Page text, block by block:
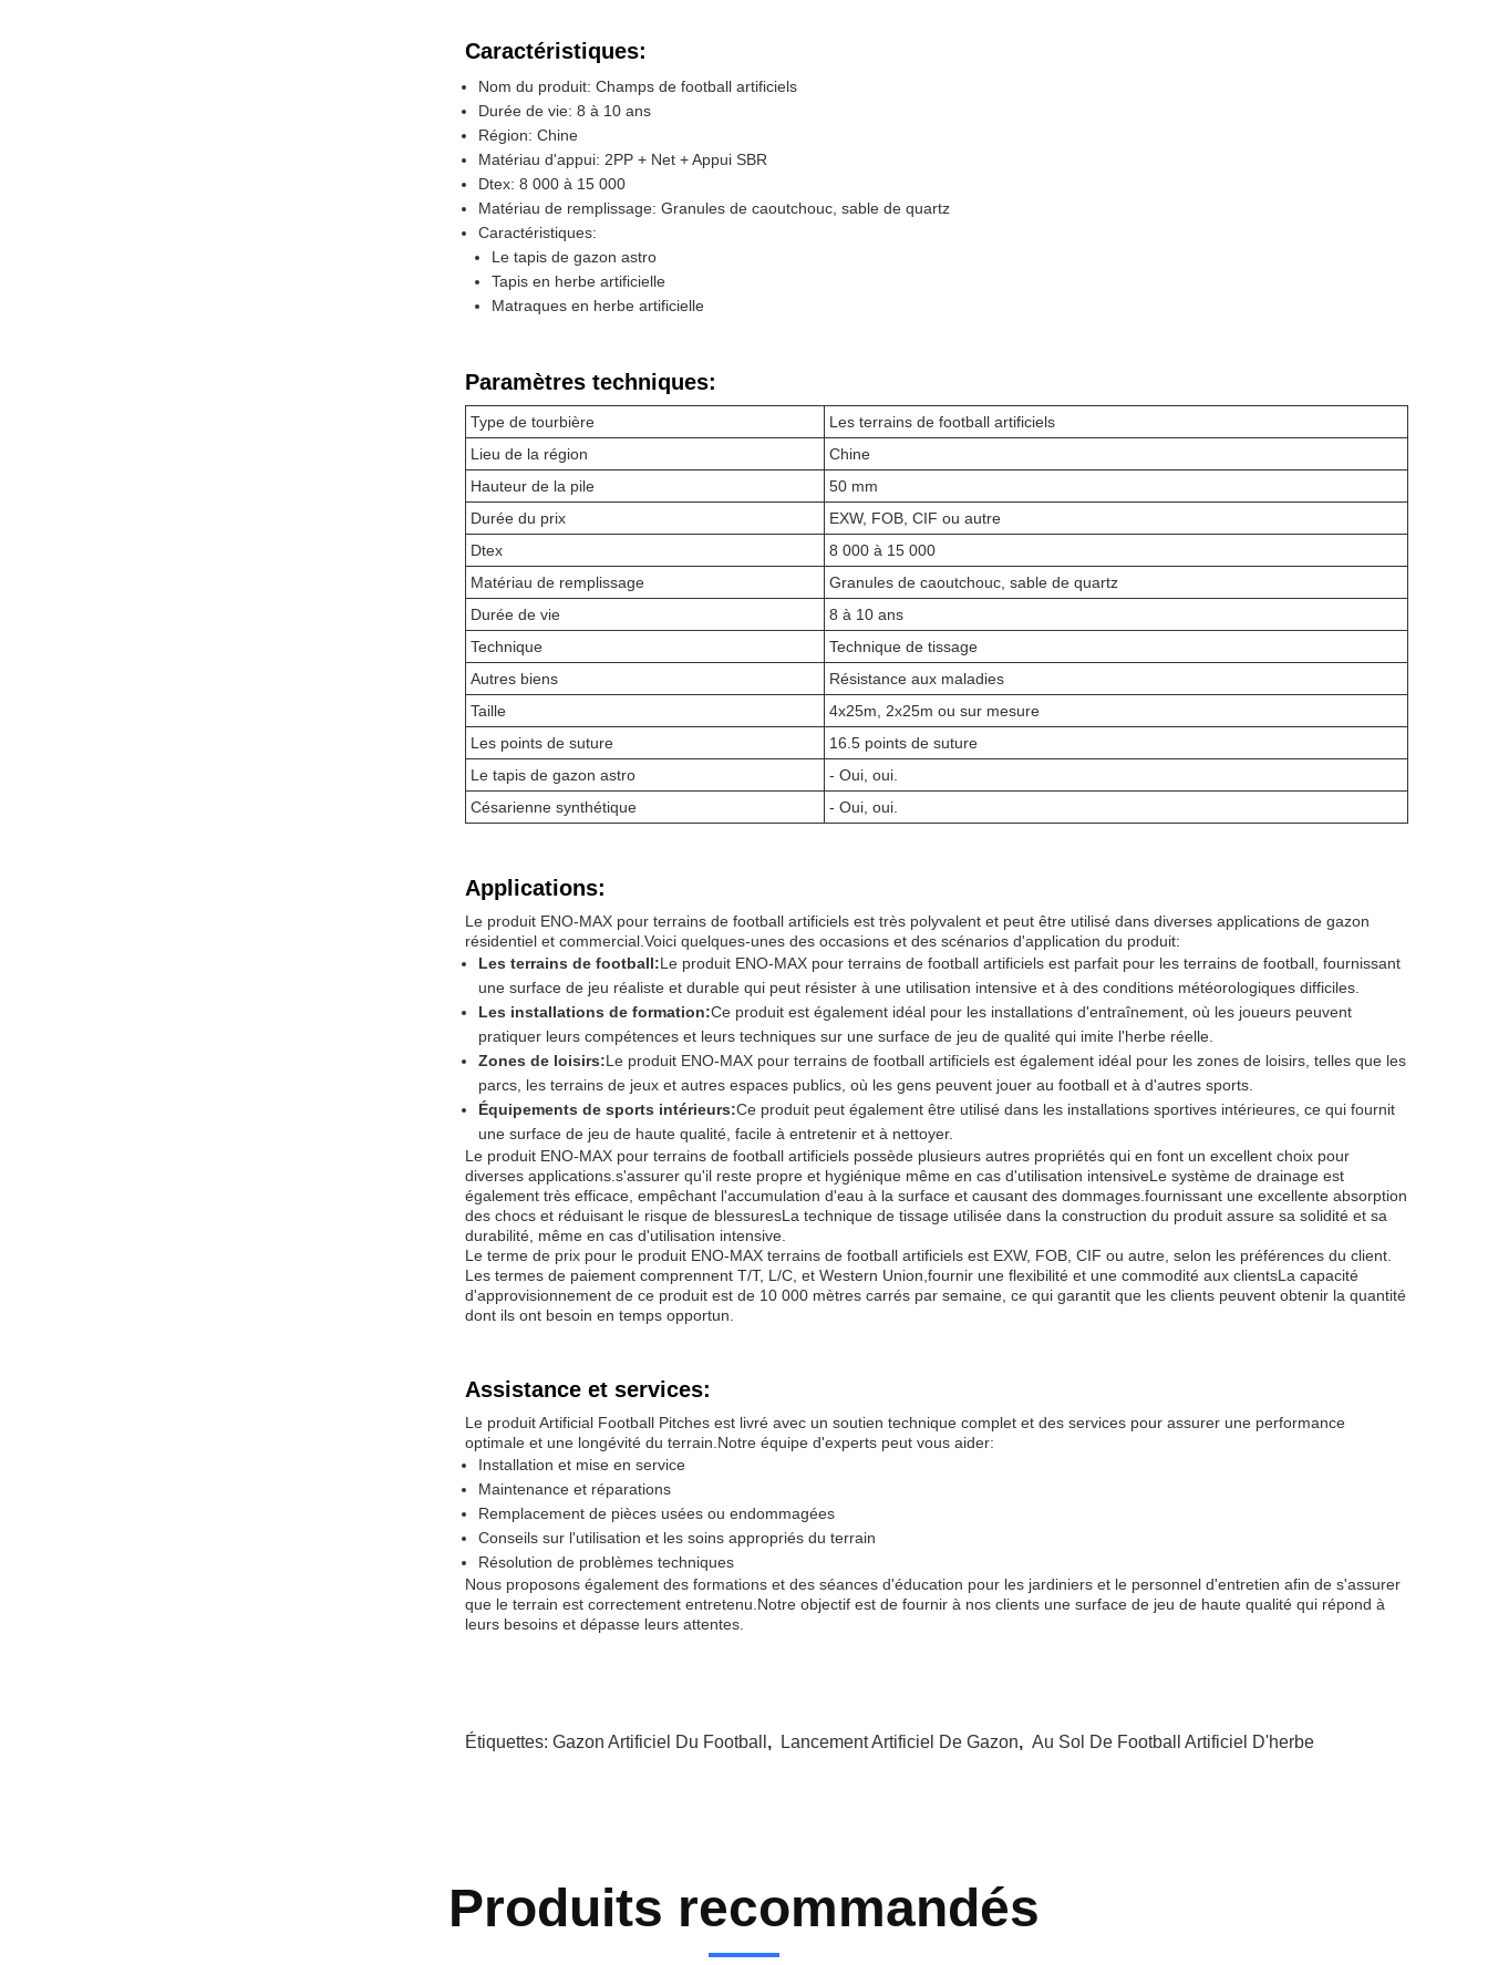
Caractéristiques:
Nom du produit: Champs de football artificiels
Durée de vie: 8 à 10 ans
Région: Chine
Matériau d'appui: 2PP + Net + Appui SBR
Dtex: 8 000 à 15 000
Matériau de remplissage: Granules de caoutchouc, sable de quartz
Caractéristiques:
Le tapis de gazon astro
Tapis en herbe artificielle
Matraques en herbe artificielle
Paramètres techniques:
Type de tourbière
Les terrains de football artificiels
Lieu de la région
Chine
Hauteur de la pile
50 mm
Durée du prix
EXW, FOB, CIF ou autre
Dtex
8 000 à 15 000
Matériau de remplissage
Granules de caoutchouc, sable de quartz
Durée de vie
8 à 10 ans
Technique
Technique de tissage
Autres biens
Résistance aux maladies
Taille
4x25m, 2x25m ou sur mesure
Les points de suture
16.5 points de suture
Le tapis de gazon astro
- Oui, oui.
Césarienne synthétique
- Oui, oui.
Applications:
Le produit ENO-MAX pour terrains de football artificiels est très polyvalent et peut être utilisé dans diverses applications de gazon
résidentiel et commercial.Voici quelques-unes des occasions et des scénarios d'application du produit:
Les terrains de football:Le produit ENO-MAX pour terrains de football artificiels est parfait pour les terrains de football, fournissant
une surface de jeu réaliste et durable qui peut résister à une utilisation intensive et à des conditions météorologiques difficiles.
Les installations de formation:Ce produit est également idéal pour les installations d'entraînement, où les joueurs peuvent
pratiquer leurs compétences et leurs techniques sur une surface de jeu de qualité qui imite l'herbe réelle.
Zones de loisirs:Le produit ENO-MAX pour terrains de football artificiels est également idéal pour les zones de loisirs, telles que les
parcs, les terrains de jeux et autres espaces publics, où les gens peuvent jouer au football et à d'autres sports.
Équipements de sports intérieurs:Ce produit peut également être utilisé dans les installations sportives intérieures, ce qui fournit
une surface de jeu de haute qualité, facile à entretenir et à nettoyer.
Le produit ENO-MAX pour terrains de football artificiels possède plusieurs autres propriétés qui en font un excellent choix pour
diverses applications.s'assurer qu'il reste propre et hygiénique même en cas d'utilisation intensiveLe système de drainage est
également très efficace, empêchant l'accumulation d'eau à la surface et causant des dommages.fournissant une excellente absorption
des chocs et réduisant le risque de blessuresLa technique de tissage utilisée dans la construction du produit assure sa solidité et sa
durabilité, même en cas d'utilisation intensive.
Le terme de prix pour le produit ENO-MAX terrains de football artificiels est EXW, FOB, CIF ou autre, selon les préférences du client.
Les termes de paiement comprennent T/T, L/C, et Western Union,fournir une flexibilité et une commodité aux clientsLa capacité
d'approvisionnement de ce produit est de 10 000 mètres carrés par semaine, ce qui garantit que les clients peuvent obtenir la quantité
dont ils ont besoin en temps opportun.
Assistance et services:
Le produit Artificial Football Pitches est livré avec un soutien technique complet et des services pour assurer une performance
optimale et une longévité du terrain.Notre équipe d'experts peut vous aider:
Installation et mise en service
Maintenance et réparations
Remplacement de pièces usées ou endommagées
Conseils sur l'utilisation et les soins appropriés du terrain
Résolution de problèmes techniques
Nous proposons également des formations et des séances d'éducation pour les jardiniers et le personnel d'entretien afin de s'assurer
que le terrain est correctement entretenu.Notre objectif est de fournir à nos clients une surface de jeu de haute qualité qui répond à
leurs besoins et dépasse leurs attentes.
Étiquettes: Gazon Artificiel Du Football , Lancement Artificiel De Gazon, Au Sol De Football Artificiel D'herbe
Produits recommandés